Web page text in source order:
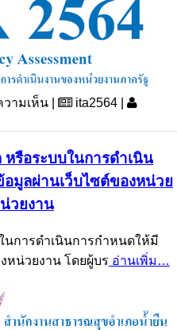
ามเห็น |
ita2564 |
หรือระบบในการดำเนิน
มูลผ่านเว็บไซต์ของหน่วย
วยงาน
นการดำเนินการกำหนดให้มี
หน่วยงาน โดยผู้บร อ่านเพิ่ม…